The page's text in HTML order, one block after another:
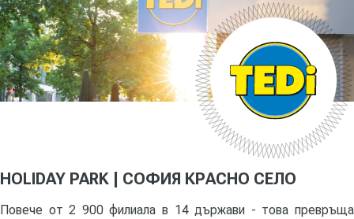
HOLIDAY PARK | СОФИЯ КРАСНО СЕЛО
Повече от 2 900 филиала в 14 държави - това превръща